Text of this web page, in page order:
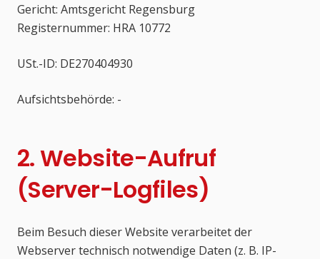
Gericht: Amtsgericht Regensburg
Registernummer: HRA 10772
USt.-ID: DE270404930
Aufsichtsbehörde: -
2. Website-Aufruf
(Server-Logfiles)
Beim Besuch dieser Website verarbeitet der
Webserver technisch notwendige Daten (z. B. IP-